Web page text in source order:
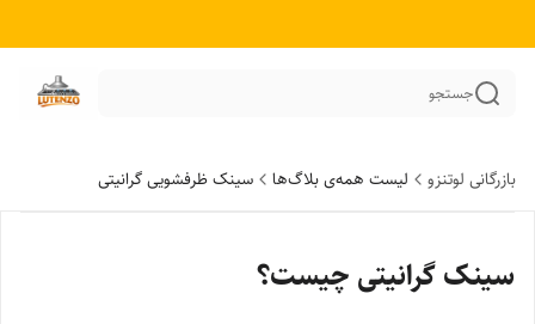
جستجو
بازرگانی لوتنزو لیست همه‌ی بلاگ‌ها سینک ظرفشویی گرانیتی
سینک گرانیتی چیست؟